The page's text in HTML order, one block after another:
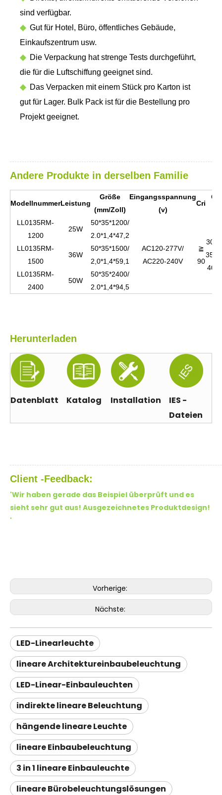
sind verfügbar.
◆ Gut für Hotel, Büro, öffentliches Gebäude,
Einkaufszentrum usw.
◆ Die Verpackung hat strenge Tests durchgeführt,
die für die Luftschiffung geeignet sind.
◆ Das Verpacken mit einem Stück pro Karton ist
gut für Lager. Bulk Pack ist für die Bestellung pro
Projekt geeignet.
Andere Produkte in derselben Familie
ModellnummerLeistung
Größe
(mm/Zoll)
Eingangsspannung
(v)
Cri
Cct
LL0135RM-
1200
25W
50*35*1200/
2.0*1,4*47,2
AC120-277V/
AC220-240V
≧
90
LL0135RM-
1500
36W
50*35*1500/
2,0*1,4*59,1
LL0135RM-
2400
50W
50*35*2400/
2.0*1,4*94,5
Herunterladen
Datenblatt Katalog Installation
IES -
Dateien
Client -Feedback:
'Wir haben gerade das Beispiel überprüft und es
sieht sehr gut aus! Ausgezeichnetes Produktdesign!
'
Vorherige:
Nächste:
LED-Linearleuchte
lineare Architektureinbaubeleuchtung
LED-Linear-Einbauleuchten
indirekte lineare Beleuchtung
hängende lineare Leuchte
lineare Einbaubeleuchtung
3 in 1 lineare Einbauleuchte
lineare Bürobeleuchtungslösungen